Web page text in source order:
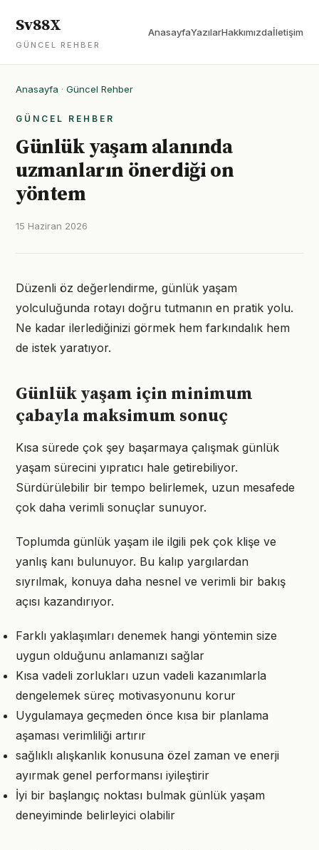
Sv88X
GÜNCEL REHBER
AnasayfaYazılarHakkımızdaİletişim
Anasayfa · Güncel Rehber
GÜNCEL REHBER
Günlük yaşam alanında
uzmanların önerdiği on
yöntem
15 Haziran 2026
Düzenli öz değerlendirme, günlük yaşam
yolculuğunda rotayı doğru tutmanın en pratik yolu.
Ne kadar ilerlediğinizi görmek hem farkındalık hem
de istek yaratıyor.
Günlük yaşam için minimum
çabayla maksimum sonuç
Kısa sürede çok şey başarmaya çalışmak günlük
yaşam sürecini yıpratıcı hale getirebiliyor.
Sürdürülebilir bir tempo belirlemek, uzun mesafede
çok daha verimli sonuçlar sunuyor.
Toplumda günlük yaşam ile ilgili pek çok klişe ve
yanlış kanı bulunuyor. Bu kalıp yargılardan
sıyrılmak, konuya daha nesnel ve verimli bir bakış
açısı kazandırıyor.
Farklı yaklaşımları denemek hangi yöntemin size
uygun olduğunu anlamanızı sağlar
Kısa vadeli zorlukları uzun vadeli kazanımlarla
dengelemek süreç motivasyonunu korur
Uygulamaya geçmeden önce kısa bir planlama
aşaması verimliliği artırır
sağlıklı alışkanlık konusuna özel zaman ve enerji
ayırmak genel performansı iyileştirir
İyi bir başlangıç noktası bulmak günlük yaşam
deneyiminde belirleyici olabilir